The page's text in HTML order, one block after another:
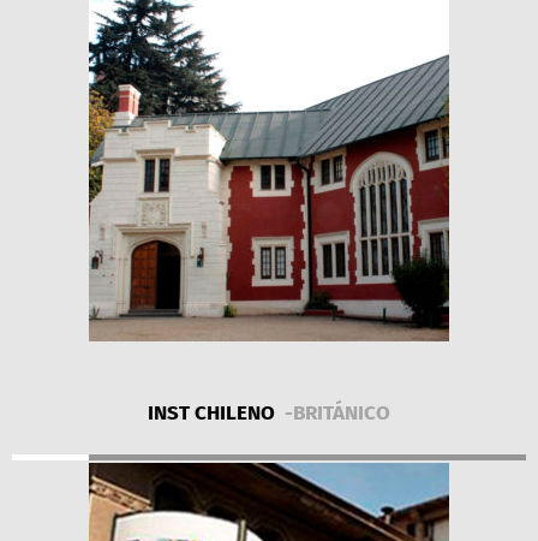
INST CHILENO -BRITÁNICO